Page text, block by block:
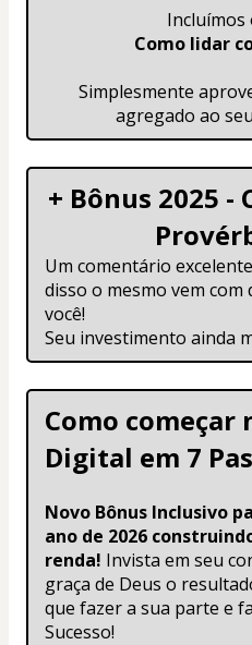
Incluímos
Como lidar
Simplesmente
agregado ao
+ Bônus 2025 -
Um comentário
disso o mesmo vem com
você!
Seu investimento ainda
Como
Digital em 7
Novo Bônus Inclusivo
ano de 2026
renda! Invista em seu
graça de Deus o
que fazer a sua parte e
Sucesso!